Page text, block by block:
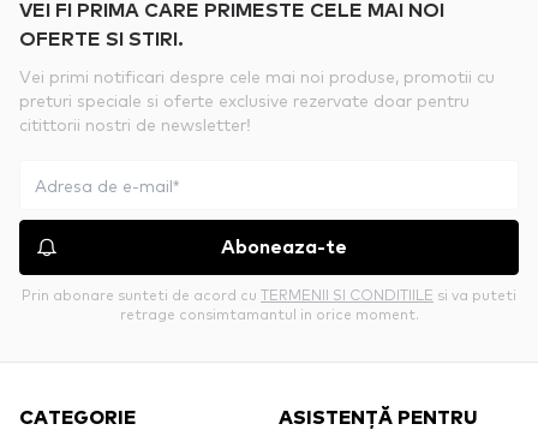
VEI FI PRIMA CARE PRIMESTE CELE MAI NOI
OFERTE SI STIRI.
Vei primi notificari despre cele mai noi produse, promotii cu
preturi speciale si oferte exclusive rezervate doar pentru
citittorii nostri de newsletter!
Aboneaza-te
Prin abonare sunteti de acord cu TERMENII SI CONDITIILE si va puteti
retrage consimtamantul in orice moment.
CATEGORIE
ASISTENȚĂ PENTRU